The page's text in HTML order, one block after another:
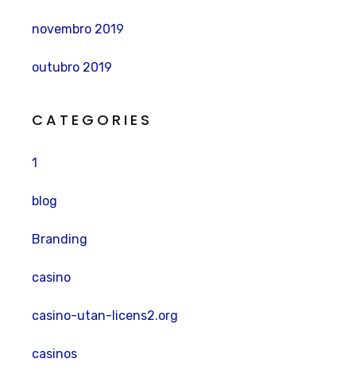
novembro 2019
outubro 2019
CATEGORIES
1
blog
Branding
casino
casino-utan-licens2.org
casinos